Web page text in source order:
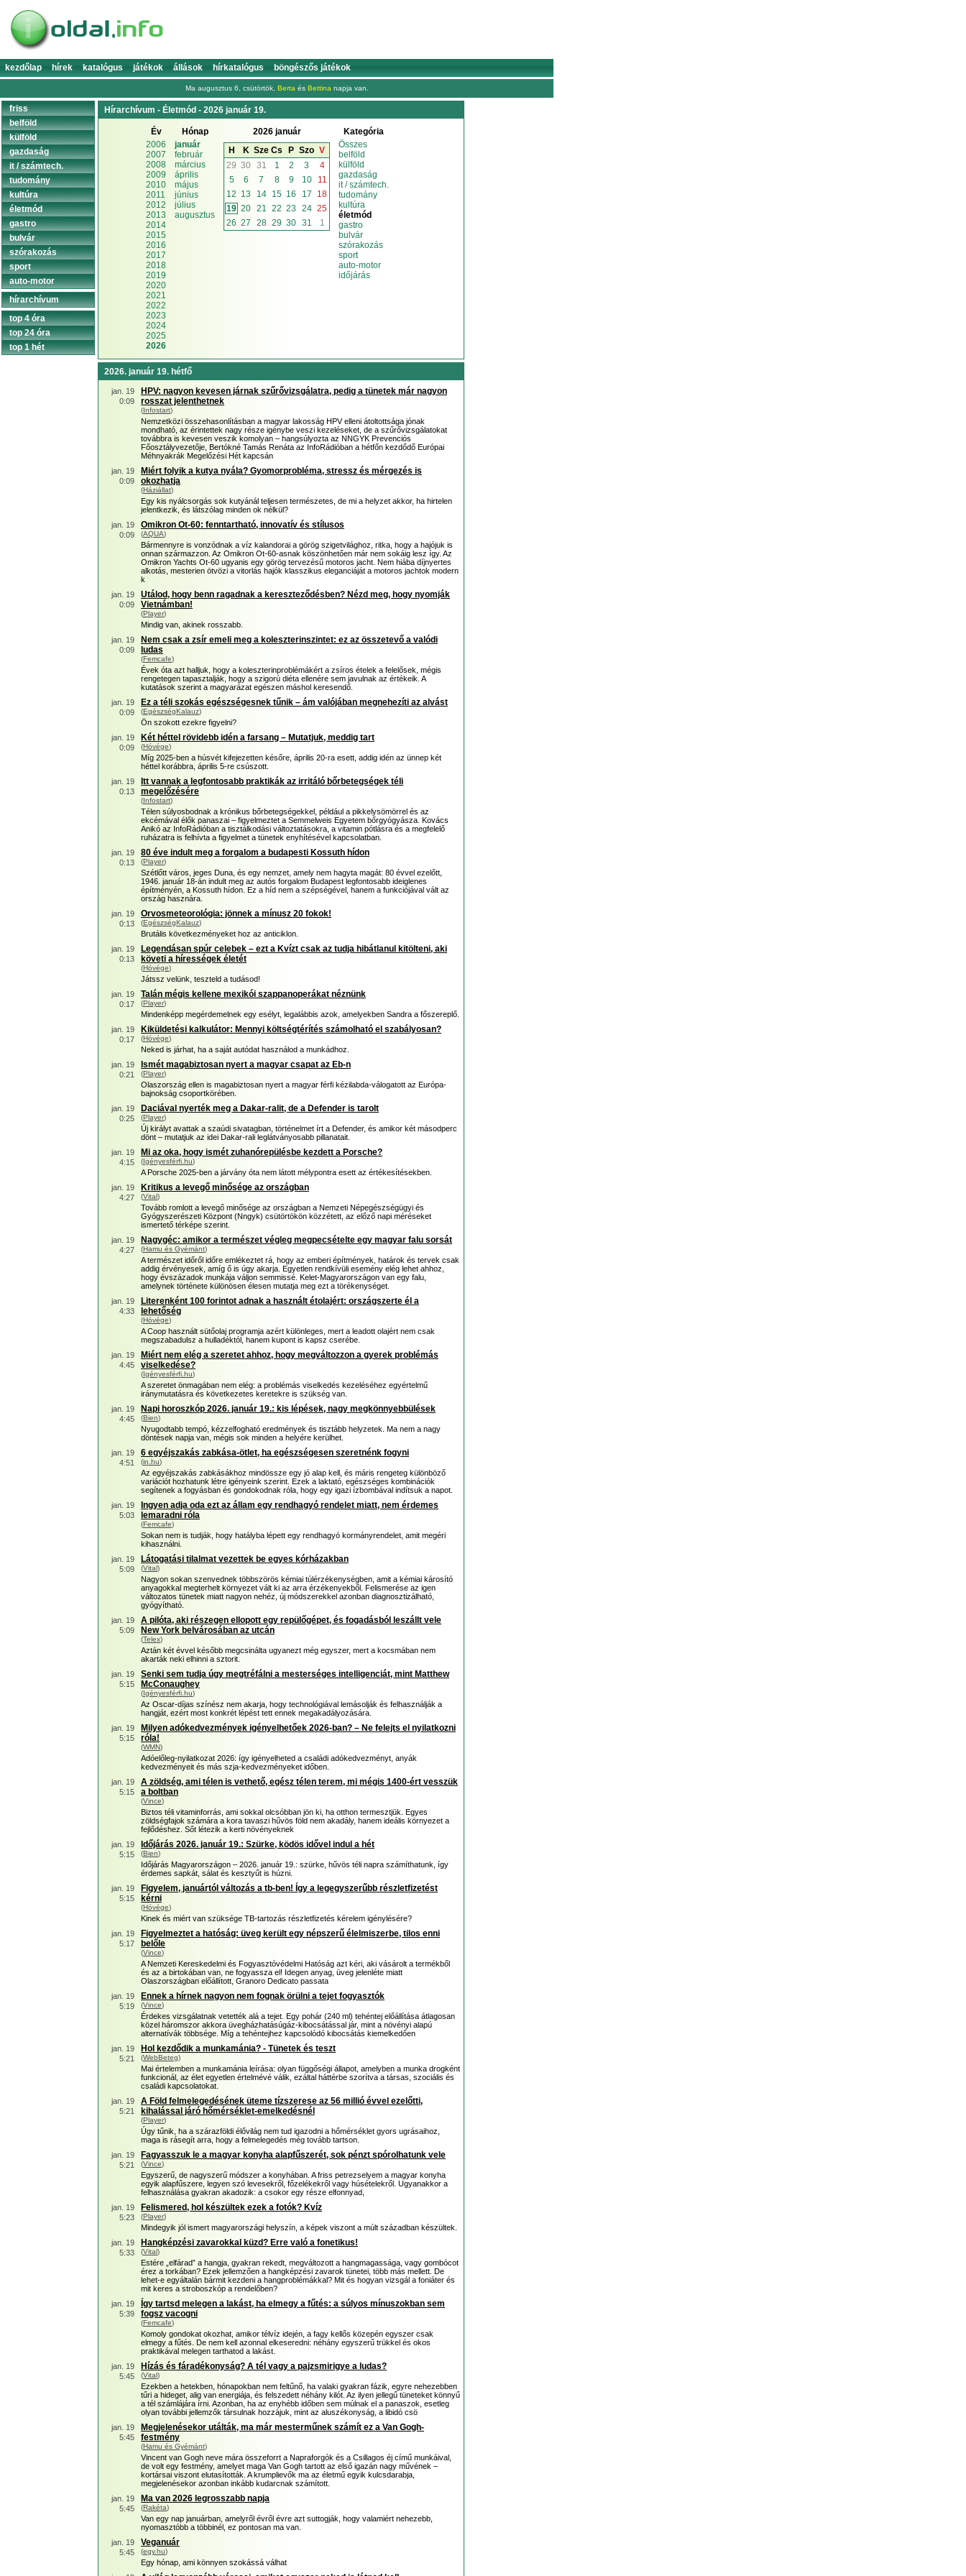
kezdőlap hírek katalógus játékok állások hírkatalógus böngészős játékok
Ma augusztus 6, csütörtök, Berta és Bettina napja van.
Hírarchívum - Életmód - 2026 január 19.
Év
2006
2007
2008
2009
2010
2011
2012
2013
2014
2015
2016
2017
2018
2019
2020
2021
2022
2023
2024
2025
2026
Hónap
január
február
március
április
május
június
július
augusztus
2026 január
H
K Sze Cs P Szo V
29 30 31 1 2 3
4
5
6 7 8 9 10
11
12 13 14 15 16 17
18
19 20 21 22 23 24 25
26 27 28 29 30 31 1
Kategória
Összes
belföld
külföld
gazdaság
it / számtech.
tudomány
kultúra
életmód
gastro
bulvár
szórakozás
sport
auto-motor
időjárás
2026. január 19. hétfő
jan. 19
0:09
HPV: nagyon kevesen járnak szűrővizsgálatra, pedig a tünetek már nagyon
rosszat jelenthetnek
(Infostart)
Nemzetközi összehasonlításban a magyar lakosság HPV elleni átoltottsága jónak
mondható, az érintettek nagy része igénybe veszi kezeléseket, de a szűrővizsgálatokat
továbbra is kevesen veszik komolyan – hangsúlyozta az NNGYK Prevenciós
Főosztályvezetője, Bertókné Tamás Renáta az InfoRádióban a hétfőn kezdődő Európai
Méhnyakrák Megelőzési Hét kapcsán
jan. 19
0:09
Miért folyik a kutya nyála? Gyomorprobléma, stressz és mérgezés is
okozhatja
(Háziállat)
Egy kis nyálcsorgás sok kutyánál teljesen természetes, de mi a helyzet akkor, ha hirtelen
jelentkezik, és látszólag minden ok nélkül?
jan. 19
0:09
Omikron Ot-60: fenntartható, innovatív és stílusos
(AQUA)
Bármennyre is vonzódnak a víz kalandorai a görög szigetvilághoz, ritka, hogy a hajójuk is
onnan származzon. Az Omikron Ot-60-asnak köszönhetően már nem sokáig lesz így. Az
Omikron Yachts Ot-60 ugyanis egy görög tervezésű motoros jacht. Nem hiába díjnyertes
alkotás, mesterien ötvözi a vitorlás hajók klasszikus eleganciáját a motoros jachtok modern
k
jan. 19
0:09
Utálod, hogy benn ragadnak a kereszteződésben? Nézd meg, hogy nyomják
Vietnámban!
(Player)
Mindig van, akinek rosszabb.
jan. 19
0:09
Nem csak a zsír emeli meg a koleszterinszintet: ez az összetevő a valódi
ludas
(Femcafe)
Évek óta azt halljuk, hogy a koleszterinproblémákért a zsíros ételek a felelősek, mégis
rengetegen tapasztalják, hogy a szigorú diéta ellenére sem javulnak az értékeik. A
kutatások szerint a magyarázat egészen máshol keresendő.
jan. 19
0:09
Ez a téli szokás egészségesnek tűnik – ám valójában megnehezíti az alvást
(EgészségKalauz)
Ön szokott ezekre figyelni?
jan. 19
0:09
Két héttel rövidebb idén a farsang – Mutatjuk, meddig tart
(Hóvége)
Míg 2025-ben a húsvét kifejezetten későre, április 20-ra esett, addig idén az ünnep két
héttel korábbra, április 5-re csúszott.
jan. 19
0:13
Itt vannak a legfontosabb praktikák az irritáló bőrbetegségek téli
megelőzésére
(Infostart)
Télen súlyosbodnak a krónikus bőrbetegségekkel, például a pikkelysömörrel és az
ekcémával élők panaszai – figyelmeztet a Semmelweis Egyetem bőrgyógyásza. Kovács
Anikó az InfoRádióban a tisztálkodási változtatásokra, a vitamin pótlásra és a megfelelő
ruházatra is felhívta a figyelmet a tünetek enyhítésével kapcsolatban.
jan. 19
0:13
80 éve indult meg a forgalom a budapesti Kossuth hídon
(Player)
Szétlőtt város, jeges Duna, és egy nemzet, amely nem hagyta magát: 80 évvel ezelőtt,
1946. január 18-án indult meg az autós forgalom Budapest legfontosabb ideiglenes
építményén, a Kossuth hídon. Ez a híd nem a szépségével, hanem a funkciójával vált az
ország hasznára.
jan. 19
0:13
Orvosmeteorológia: jönnek a mínusz 20 fokok!
(EgészségKalauz)
Brutális következményeket hoz az anticiklon.
jan. 19
0:13
Legendásan spúr celebek – ezt a Kvízt csak az tudja hibátlanul kitölteni, aki
követi a hírességek életét
(Hóvége)
Játssz velünk, teszteld a tudásod!
jan. 19
0:17
Talán mégis kellene mexikói szappanoperákat néznünk
(Player)
Mindenképp megérdemelnek egy esélyt, legalábbis azok, amelyekben Sandra a főszereplő.
jan. 19
0:17
Kiküldetési kalkulátor: Mennyi költségtérítés számolható el szabályosan?
(Hóvége)
Neked is járhat, ha a saját autódat használod a munkádhoz.
jan. 19
0:21
Ismét magabiztosan nyert a magyar csapat az Eb-n
(Player)
Olaszország ellen is magabiztosan nyert a magyar férfi kézilabda-válogatott az Európa-
bajnokság csoportkörében.
jan. 19
0:25
Daciával nyerték meg a Dakar-ralit, de a Defender is tarolt
(Player)
Új királyt avattak a szaúdi sivatagban, történelmet írt a Defender, és amikor két másodperc
dönt – mutatjuk az idei Dakar-rali leglátványosabb pillanatait.
jan. 19
4:15
Mi az oka, hogy ismét zuhanórepülésbe kezdett a Porsche?
(Igényesférfi.hu)
A Porsche 2025-ben a járvány óta nem látott mélypontra esett az értékesítésekben.
jan. 19
4:27
Kritikus a levegő minősége az országban
(Vital)
Tovább romlott a levegő minősége az országban a Nemzeti Népegészségügyi és
Gyógyszerészeti Központ (Nngyk) csütörtökön közzétett, az előző napi méréseket
ismertető térképe szerint.
jan. 19
4:27
Nagygéc: amikor a természet végleg megpecsételte egy magyar falu sorsát
(Hamu és Gyémánt)
A természet időről időre emlékeztet rá, hogy az emberi építmények, határok és tervek csak
addig érvényesek, amíg ő is úgy akarja. Egyetlen rendkívüli esemény elég lehet ahhoz,
hogy évszázadok munkája váljon semmissé. Kelet-Magyarországon van egy falu,
amelynek története különösen élesen mutatja meg ezt a törékenységet.
jan. 19
4:33
Literenként 100 forintot adnak a használt étolajért: országszerte él a
lehetőség
(Hóvége)
A Coop használt sütőolaj programja azért különleges, mert a leadott olajért nem csak
megszabadulsz a hulladéktól, hanem kupont is kapsz cserébe.
jan. 19
4:45
Miért nem elég a szeretet ahhoz, hogy megváltozzon a gyerek problémás
viselkedése?
(Igényesférfi.hu)
A szeretet önmagában nem elég: a problémás viselkedés kezeléséhez egyértelmű
iránymutatásra és következetes keretekre is szükség van.
jan. 19
4:45
Napi horoszkóp 2026. január 19.: kis lépések, nagy megkönnyebbülések
(Bien)
Nyugodtabb tempó, kézzelfogható eredmények és tisztább helyzetek. Ma nem a nagy
döntések napja van, mégis sok minden a helyére kerülhet.
jan. 19
4:51
6 egyéjszakás zabkása-ötlet, ha egészségesen szeretnénk fogyni
(in.hu)
Az egyéjszakás zabkásákhoz mindössze egy jó alap kell, és máris rengeteg különböző
variációt hozhatunk létre igényeink szerint. Ezek a laktató, egészséges kombinációk
segítenek a fogyásban és gondokodnak róla, hogy egy igazi ízbombával indítsuk a napot.
jan. 19
5:03
Ingyen adja oda ezt az állam egy rendhagyó rendelet miatt, nem érdemes
lemaradni róla
(Femcafe)
Sokan nem is tudják, hogy hatályba lépett egy rendhagyó kormányrendelet, amit megéri
kihasználni.
jan. 19
5:09
Látogatási tilalmat vezettek be egyes kórházakban
(Vital)
Nagyon sokan szenvednek többszörös kémiai túlérzékenységben, amit a kémiai károsító
anyagokkal megterhelt környezet vált ki az arra érzékenyekből. Felismerése az igen
változatos tünetek miatt nagyon nehéz, új módszerekkel azonban diagnosztizálható,
gyógyítható.
jan. 19
5:09
A pilóta, aki részegen ellopott egy repülőgépet, és fogadásból leszállt vele
New York belvárosában az utcán
(Telex)
Aztán két évvel később megcsinálta ugyanezt még egyszer, mert a kocsmában nem
akarták neki elhinni a sztorit.
jan. 19
5:15
Senki sem tudja úgy megtréfálni a mesterséges intelligenciát, mint Matthew
McConaughey
(Igényesférfi.hu)
Az Oscar-díjas színész nem akarja, hogy technológiával lemásolják és felhasználják a
hangját, ezért most konkrét lépést tett ennek megakadályozására.
jan. 19
5:15
Milyen adókedvezmények igényelhetőek 2026-ban? – Ne felejts el nyilatkozni
róla!
(WMN)
Adóelőleg-nyilatkozat 2026: így igényelheted a családi adókedvezményt, anyák
kedvezményeit és más szja-kedvezményeket időben.
jan. 19
5:15
A zöldség, ami télen is vethető, egész télen terem, mi mégis 1400-ért vesszük
a boltban
(Vince)
Biztos téli vitaminforrás, ami sokkal olcsóbban jön ki, ha otthon termesztjük. Egyes
zöldségfajok számára a kora tavaszi hűvös föld nem akadály, hanem ideális környezet a
fejlődéshez. Sőt létezik a kerti növényeknek
jan. 19
5:15
Időjárás 2026. január 19.: Szürke, ködös idővel indul a hét
(Bien)
Időjárás Magyarországon – 2026. január 19.: szürke, hűvös téli napra számíthatunk, így
érdemes sapkát, sálat és kesztyűt is húzni.
jan. 19
5:15
Figyelem, januártól változás a tb-ben! Így a legegyszerűbb részletfizetést
kérni
(Hóvége)
Kinek és miért van szüksége TB-tartozás részletfizetés kérelem igénylésére?
jan. 19
5:17
Figyelmeztet a hatóság: üveg került egy népszerű élelmiszerbe, tilos enni
belőle
(Vince)
A Nemzeti Kereskedelmi és Fogyasztóvédelmi Hatóság azt kéri, aki vásárolt a termékből
és az a birtokában van, ne fogyassza el! Idegen anyag, üveg jelenléte miatt
Olaszországban előállított, Granoro Dedicato passata
jan. 19
5:19
Ennek a hírnek nagyon nem fognak örülni a tejet fogyasztók
(Vince)
Érdekes vizsgálatnak vetették alá a tejet. Egy pohár (240 ml) tehéntej előállítása átlagosan
közel háromszor akkora üvegházhatásúgáz-kibocsátással jár, mint a növényi alapú
alternatívák többsége. Míg a tehéntejhez kapcsolódó kibocsátás kiemelkedően
jan. 19
5:21
Hol kezdődik a munkamánia? - Tünetek és teszt
(WebBeteg)
Mai értelemben a munkamánia leírása: olyan függőségi állapot, amelyben a munka drogként
funkcionál, az élet egyetlen értelmévé válik, ezáltal háttérbe szorítva a társas, szociális és
családi kapcsolatokat.
jan. 19
5:21
A Föld felmelegedésének üteme tízszerese az 56 millió évvel ezelőtti,
kihalással járó hőmérséklet-emelkedésnél
(Player)
Úgy tűnik, ha a szárazföldi élővilág nem tud igazodni a hőmérséklet gyors ugrásaihoz,
maga is rásegít arra, hogy a felmelegedés még tovább tartson.
jan. 19
5:21
Fagyasszuk le a magyar konyha alapfűszerét, sok pénzt spórolhatunk vele
(Vince)
Egyszerű, de nagyszerű módszer a konyhában. A friss petrezselyem a magyar konyha
egyik alapfűszere, legyen szó levesekről, főzelékekről vagy húsételekről. Ugyanakkor a
felhasználása gyakran akadozik: a csokor egy része elfonnyad,
jan. 19
5:23
Felismered, hol készültek ezek a fotók? Kvíz
(Player)
Mindegyik jól ismert magyarországi helyszín, a képek viszont a múlt században készültek.
jan. 19
5:33
Hangképzési zavarokkal küzd? Erre való a fonetikus!
(Vital)
Estére „elfárad” a hangja, gyakran rekedt, megváltozott a hangmagassága, vagy gombócot
érez a torkában? Ezek jellemzően a hangképzési zavarok tünetei, több más mellett. De
lehet-e egyáltalán bármit kezdeni a hangproblémákkal? Mit és hogyan vizsgál a foniáter és
mit keres a stroboszkóp a rendelőben?
jan. 19
5:39
Így tartsd melegen a lakást, ha elmegy a fűtés: a súlyos mínuszokban sem
fogsz vacogni
(Femcafe)
Komoly gondokat okozhat, amikor télvíz idején, a fagy kellős közepén egyszer csak
elmegy a fűtés. De nem kell azonnal elkeseredni: néhány egyszerű trükkel és okos
praktikával melegen tarthatod a lakást.
jan. 19
5:45
Hízás és fáradékonyság? A tél vagy a pajzsmirigye a ludas?
(Vital)
Ezekben a hetekben, hónapokban nem feltűnő, ha valaki gyakran fázik, egyre nehezebben
tűri a hideget, alig van energiája, és felszedett néhány kilót. Az ilyen jellegű tüneteket könnyű
a tél számlájára írni. Azonban, ha az enyhébb időben sem múlnak el a panaszok, esetleg
olyan további jellemzők társulnak hozzájuk, mint az aluszékonyság, a libidó csö
jan. 19
5:45
Megjelenésekor utálták, ma már mesterműnek számít ez a Van Gogh-
festmény
(Hamu és Gyémánt)
Vincent van Gogh neve mára összeforrt a Napraforgók és a Csillagos éj című munkáival,
de volt egy festmény, amelyet maga Van Gogh tartott az első igazán nagy művének –
kortársai viszont elutasították. A krumplievők ma az életmű egyik kulcsdarabja,
megjelenésekor azonban inkább kudarcnak számított.
jan. 19
5:45
Ma van 2026 legrosszabb napja
(Rakéta)
Van egy nap januárban, amelyről évről évre azt suttogják, hogy valamiért nehezebb,
nyomasztóbb a többinél, ez pontosan ma van.
jan. 19
5:45
Veganuár
(egy.hu)
Egy hónap, ami könnyen szokássá válhat
friss
belföld
külföld
gazdaság
it / számtech.
tudomány
kultúra
életmód
gastro
bulvár
szórakozás
sport
auto-motor
hírarchívum
top 4 óra
top 24 óra
top 1 hét